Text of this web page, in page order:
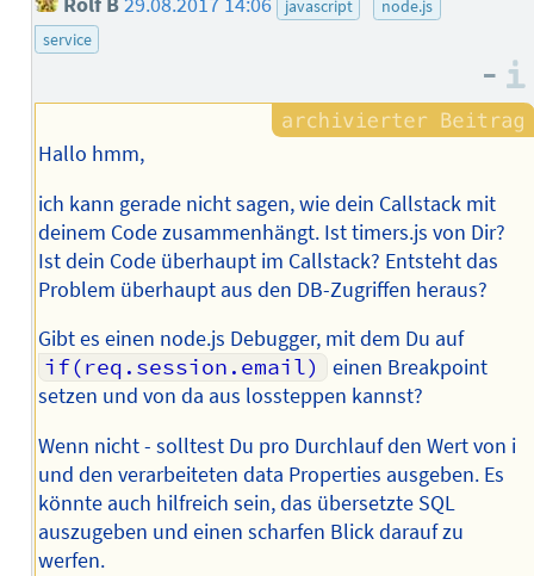
Rolf B29.08.2017 14:06 javascript
node.js
service
–
Hallo hmm,
ich kann gerade nicht sagen, wie dein Callstack mit
deinem Code zusammenhängt. Ist timers.js von Dir?
Ist dein Code überhaupt im Callstack? Entsteht das
Problem überhaupt aus den DB-Zugriffen heraus?
Gibt es einen node.js Debugger, mit dem Du auf
if(req.session.email)
einen Breakpoint
setzen und von da aus lossteppen kannst?
Wenn nicht - solltest Du pro Durchlauf den Wert von i
und den verarbeiteten data Properties ausgeben. Es
könnte auch hilfreich sein, das übersetzte SQL
auszugeben und einen scharfen Blick darauf zu
werfen.